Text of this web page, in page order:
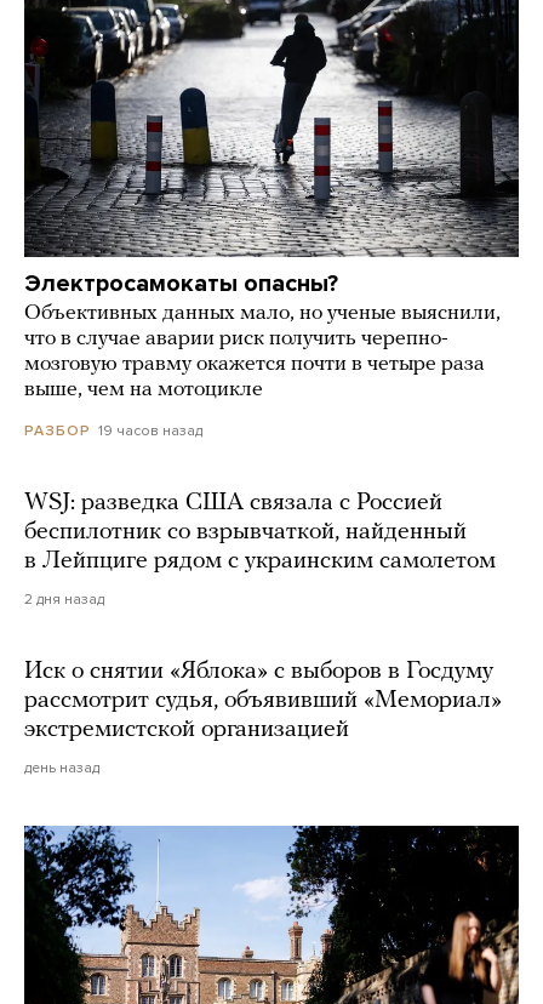
Электросамокаты опасны?
Объективных данных мало, но ученые выяснили,
что в случае аварии риск получить черепно-
мозговую травму окажется почти в четыре раза
выше, чем на мотоцикле
РАЗБОР 19 часов назад
WSJ: разведка США связала с Россией
беспилотник со взрывчаткой, найденный
в Лейпциге рядом с украинским самолетом
2 дня назад
Иск о снятии «Яблока» с выборов в Госдуму
рассмотрит судья, объявивший «Мемориал»
экстремистской организацией
день назад